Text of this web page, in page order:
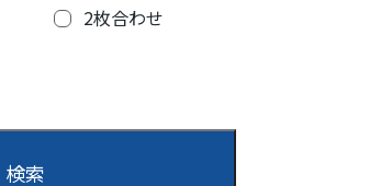
2枚合わせ